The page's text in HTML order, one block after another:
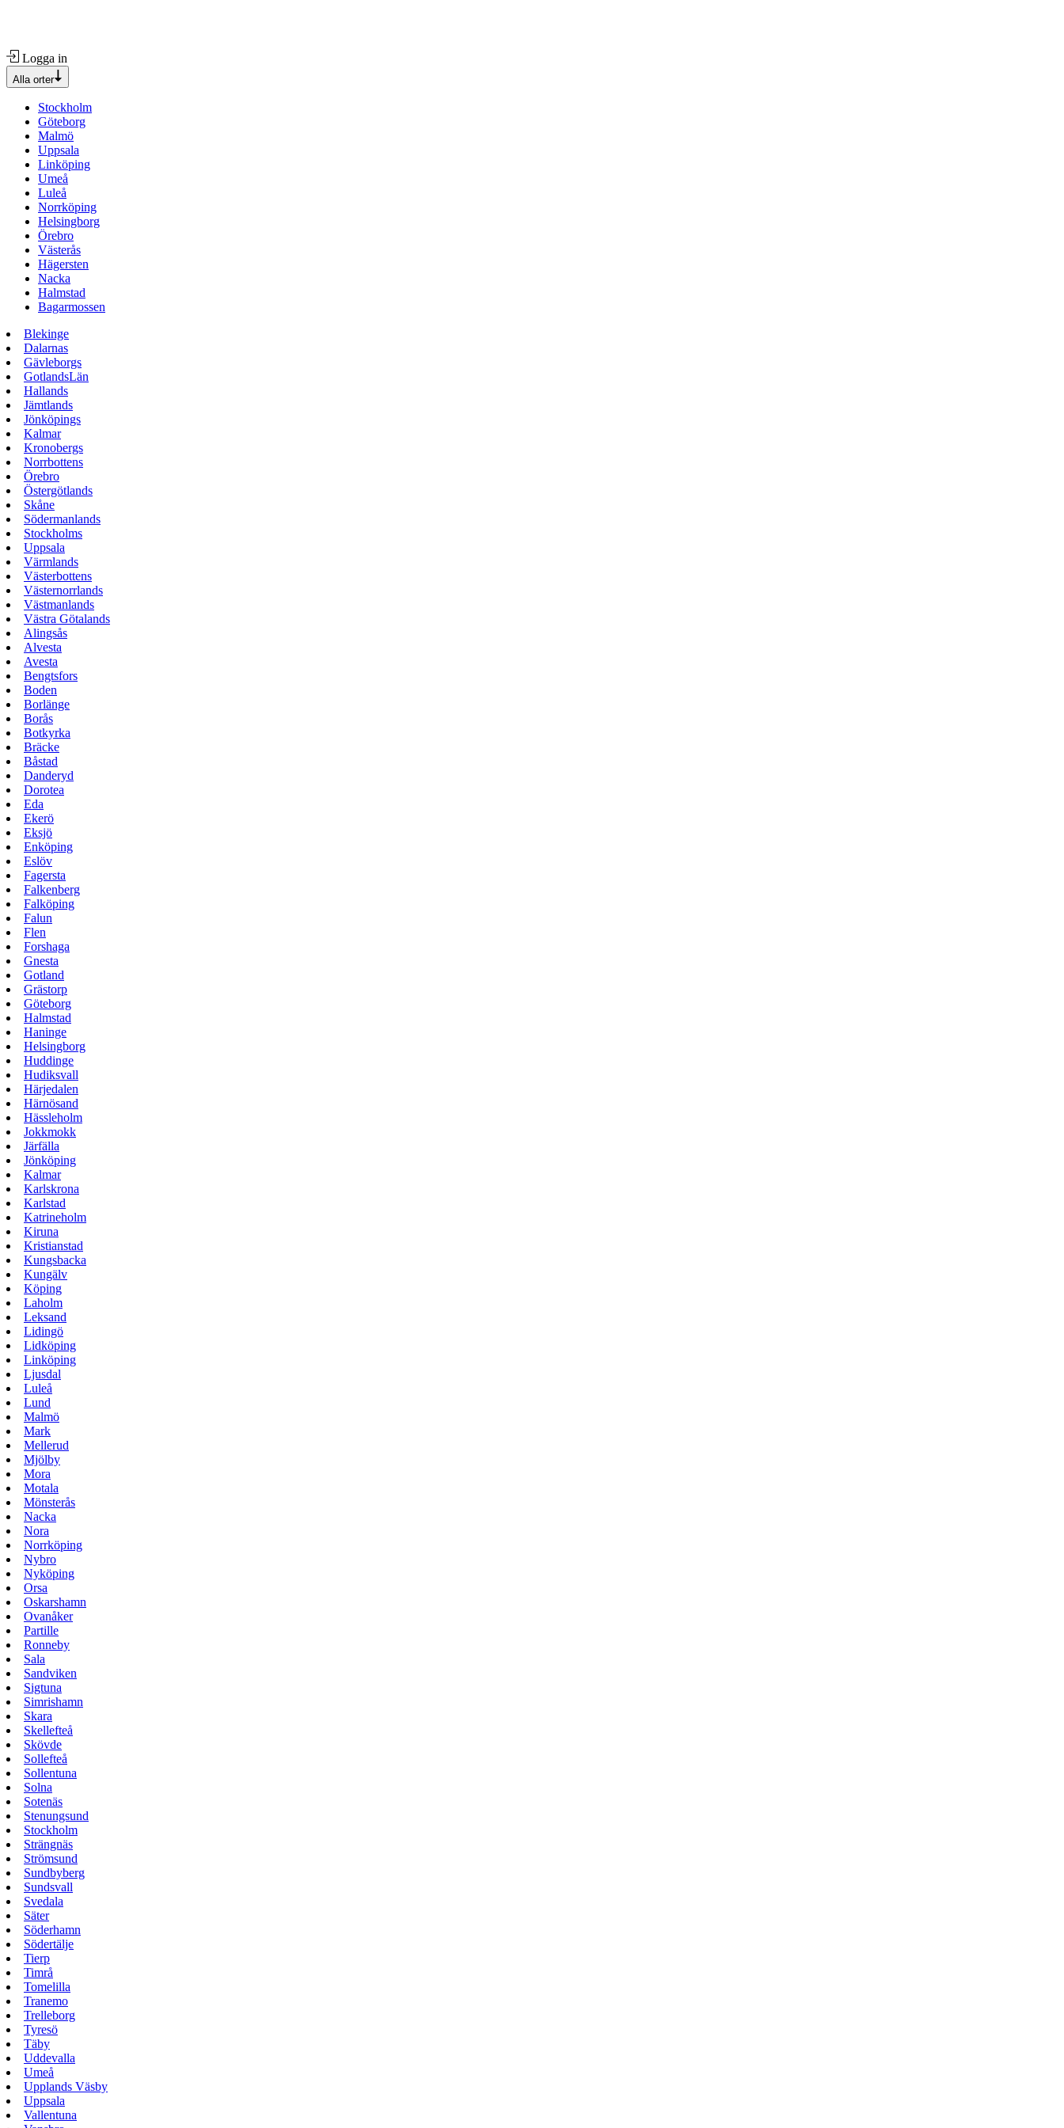
Logga in
Alla orter
Stockholm
Göteborg
Malmö
Uppsala
Linköping
Umeå
Luleå
Norrköping
Helsingborg
Örebro
Västerås
Hägersten
Nacka
Halmstad
Bagarmossen
Blekinge
Dalarnas
Gävleborgs
GotlandsLän
Hallands
Jämtlands
Jönköpings
Kalmar
Kronobergs
Norrbottens
Örebro
Östergötlands
Skåne
Södermanlands
Stockholms
Uppsala
Värmlands
Västerbottens
Västernorrlands
Västmanlands
Västra Götalands
Alingsås
Alvesta
Avesta
Bengtsfors
Boden
Borlänge
Borås
Botkyrka
Bräcke
Båstad
Danderyd
Dorotea
Eda
Ekerö
Eksjö
Enköping
Eslöv
Fagersta
Falkenberg
Falköping
Falun
Flen
Forshaga
Gnesta
Gotland
Grästorp
Göteborg
Halmstad
Haninge
Helsingborg
Huddinge
Hudiksvall
Härjedalen
Härnösand
Hässleholm
Jokkmokk
Järfälla
Jönköping
Kalmar
Karlskrona
Karlstad
Katrineholm
Kiruna
Kristianstad
Kungsbacka
Kungälv
Köping
Laholm
Leksand
Lidingö
Lidköping
Linköping
Ljusdal
Luleå
Lund
Malmö
Mark
Mellerud
Mjölby
Mora
Motala
Mönsterås
Nacka
Nora
Norrköping
Nybro
Nyköping
Orsa
Oskarshamn
Ovanåker
Partille
Ronneby
Sala
Sandviken
Sigtuna
Simrishamn
Skara
Skellefteå
Skövde
Sollefteå
Sollentuna
Solna
Sotenäs
Stenungsund
Stockholm
Strängnäs
Strömsund
Sundbyberg
Sundsvall
Svedala
Säter
Söderhamn
Södertälje
Tierp
Timrå
Tomelilla
Tranemo
Trelleborg
Tyresö
Täby
Uddevalla
Umeå
Upplands Väsby
Uppsala
Vallentuna